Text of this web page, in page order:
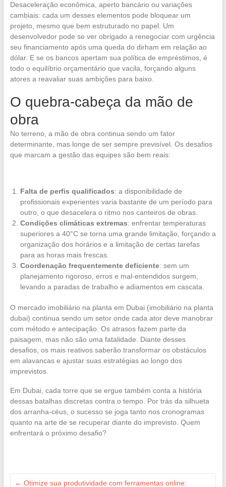
Desaceleração econômica, aperto bancário ou variações
cambiais: cada um desses elementos pode bloquear um
projeto, mesmo que bem estruturado no papel. Um
desenvolvedor pode se ver obrigado a renegociar com urgência
seu financiamento após uma queda do dirham em relação ao
dólar. E se os bancos apertam sua política de empréstimos, é
todo o equilíbrio orçamentário que vacila, forçando alguns
atores a reavaliar suas ambições para baixo.
O quebra-cabeça da mão de
obra
No terreno, a mão de obra continua sendo um fator
determinante, mas longe de ser sempre previsível. Os desafios
que marcam a gestão das equipes são bem reais:
Falta de perfis qualificados: a disponibilidade de
profissionais experientes varia bastante de um período para
outro, o que desacelera o ritmo nos canteiros de obras.
Condições climáticas extremas: enfrentar temperaturas
superiores a 40°C se torna uma grande limitação, forçando a
organização dos horários e a limitação de certas tarefas
para as horas mais frescas.
Coordenação frequentemente deficiente: sem um
planejamento rigoroso, erros e mal-entendidos surgem,
levando a paradas de trabalho e adiamentos em cascata.
O mercado imobiliário na planta em Dubai (imobiliário na planta
dubai) continua sendo um setor onde cada ator deve manobrar
com método e antecipação. Os atrasos fazem parte da
paisagem, mas não são uma fatalidade. Diante desses
desafios, os mais reativos saberão transformar os obstáculos
em alavancas e ajustar suas estratégias ao longo dos
imprevistos.
Em Dubai, cada torre que se ergue também conta a história
dessas batalhas discretas contra o tempo. Por trás da silhueta
dos arranha-céus, o sucesso se joga tanto nos cronogramas
quanto na arte de se recuperar diante do imprevisto. Quem
enfrentará o próximo desafio?
← Otimize sua produtividade com ferramentas online: